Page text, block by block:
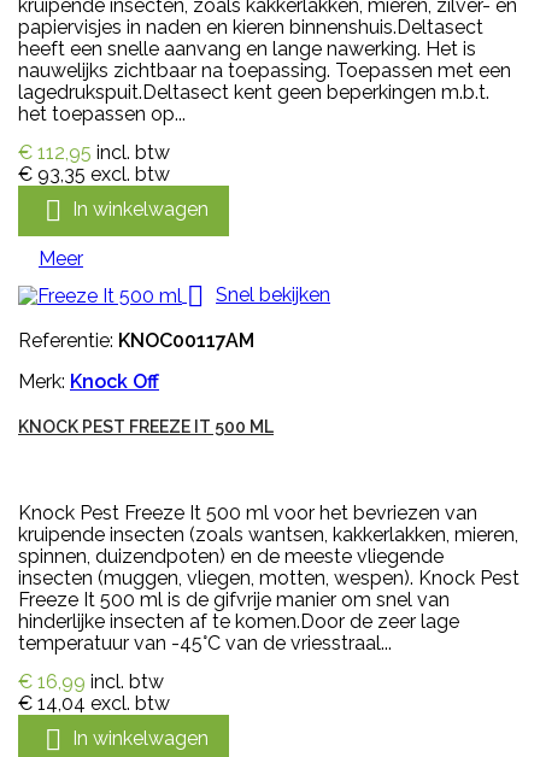
kruipende insecten, zoals kakkerlakken, mieren, zilver- en
papiervisjes in naden en kieren binnenshuis.Deltasect
heeft een snelle aanvang en lange nawerking. Het is
nauwelijks zichtbaar na toepassing. Toepassen met een
lagedrukspuit.Deltasect kent geen beperkingen m.b.t.
het toepassen op...
€ 112,95 incl. btw
€ 93,35 excl. btw
 In winkelwagen
Meer
 Snel bekijken
Referentie: KNOC00117AM
Merk: Knock Off
KNOCK PEST FREEZE IT 500 ML
Knock Pest Freeze It 500 ml voor het bevriezen van
kruipende insecten (zoals wantsen, kakkerlakken, mieren,
spinnen, duizendpoten) en de meeste vliegende
insecten (muggen, vliegen, motten, wespen). Knock Pest
Freeze It 500 ml is de gifvrije manier om snel van
hinderlijke insecten af te komen.Door de zeer lage
temperatuur van -45°C van de vriesstraal...
€ 16,99 incl. btw
€ 14,04 excl. btw
 In winkelwagen